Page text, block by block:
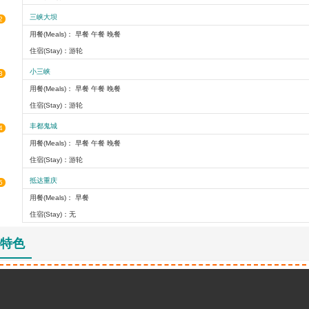
三峡大坝
用餐(Meals)： 早餐 午餐 晚餐
住宿(Stay)：游轮
小三峡
用餐(Meals)： 早餐 午餐 晚餐
住宿(Stay)：游轮
丰都鬼城
用餐(Meals)： 早餐 午餐 晚餐
住宿(Stay)：游轮
抵达重庆
用餐(Meals)： 早餐
住宿(Stay)：无
色